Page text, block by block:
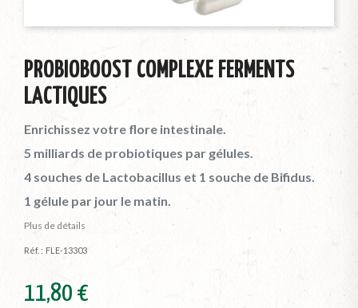
PROBIOBOOST COMPLEXE FERMENTS
LACTIQUES
Enrichissez votre flore intestinale.
5 milliards de probiotiques par gélules.
4 souches de Lactobacillus et 1 souche de Bifidus.
1 gélule par jour le matin.
Plus de détails
Réf. : FLE-13303
11,80 €